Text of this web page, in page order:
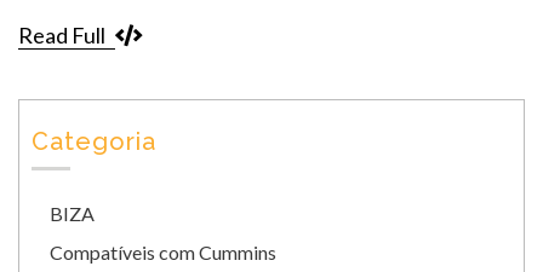
Read Full
Categoria
BIZA
Compatíveis com Cummins